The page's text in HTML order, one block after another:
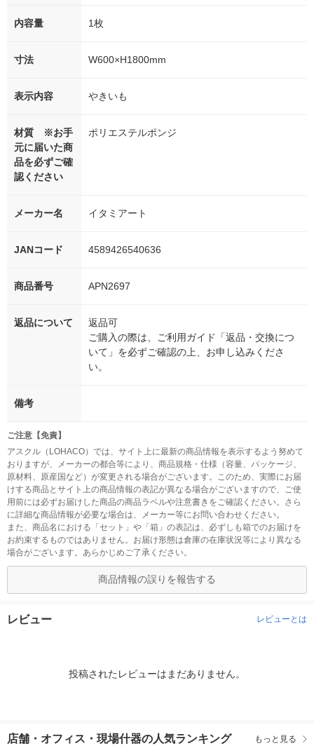
内容量 1枚
寸法 W600×H1800mm
表示内容 やきいも
材質 ※お手
元に届いた商
品を必ずご確
認ください
ポリエステルポンジ
メーカー名 イタミアート
JANコード 4589426540636
商品番号 APN2697
返品について
返品可
ご購入の際は、ご利用ガイド「返品・交換につ
いて」を必ずご確認の上、お申し込みくださ
い。
備考
ご注意【免責】
アスクル（LOHACO）では、サイト上に最新の商品情報を表示するよう努めて
おりますが、メーカーの都合等により、商品規格・仕様（容量、パッケージ、
原材料、原産国など）が変更される場合がございます。このため、実際にお届
けする商品とサイト上の商品情報の表記が異なる場合がございますので、ご使
用前には必ずお届けした商品の商品ラベルや注意書きをご確認ください。さら
に詳細な商品情報が必要な場合は、メーカー等にお問い合わせください。
また、商品名における「セット」や「箱」の表記は、必ずしも箱でのお届けを
お約束するものではありません。お届け形態は倉庫の在庫状況等により異なる
場合がございます。あらかじめご了承ください。
商品情報の誤りを報告する
レビュー レビューとは
投稿されたレビューはまだありません。
店舗・オフィス・現場什器の人気ランキング もっと見る